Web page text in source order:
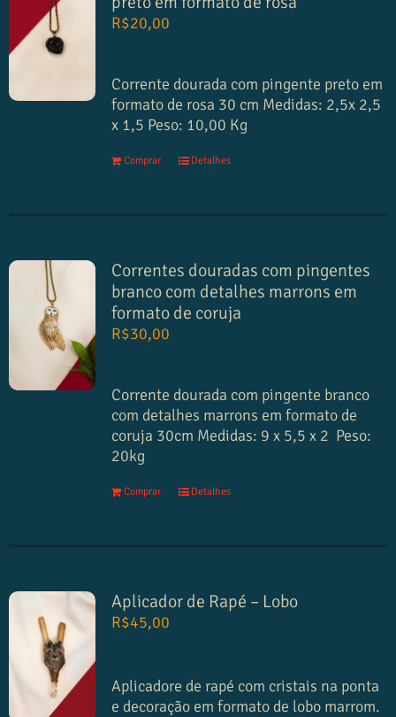
R$20,00
Corrente dourada com pingente preto em
formato de rosa 30 cm Medidas: 2,5x 2,5
x 1,5 Peso: 10,00 Kg
Comprar Detalhes
Correntes douradas com pingentes
branco com detalhes marrons em
formato de coruja
R$30,00
Corrente dourada com pingente branco
com detalhes marrons em formato de
coruja 30cm Medidas: 9 x 5,5 x 2 Peso:
20kg
Comprar Detalhes
Aplicador de Rapé – Lobo
R$45,00
Aplicadore de rapé com cristais na ponta
e decoração em formato de lobo marrom.